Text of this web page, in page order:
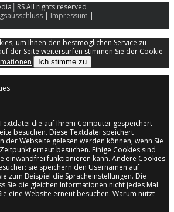
All rights reserved
| Impressum |
um Ihnen den bestmöglichen Service zu
der Seite weitersurfen stimmen Sie der Cookie-
Ich stimme zu
die auf Ihrem Computer gespeichert
besuchen. Diese Textdatei speichert
der Webseite gelesen werden können, wenn Sie
erneut besuchen. Einige Cookies sind
einwandfrei funktionieren kann. Andere Cookies
sie speichern den Usernamen auf
zum Beispiel die Spracheinstellungen. Die
Sie die gleichen Informationen nicht jedes Mal
eine Website erneut besuchen. Warum nutzt